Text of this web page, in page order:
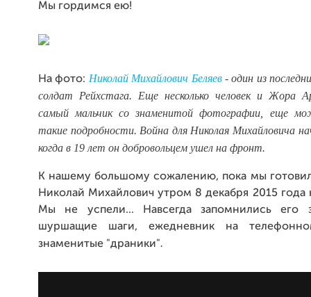
Мы гордимся ею!
На фото: Николай Михайлович Беляев- один из
солдат Рейхстага. Еще несколько человек и Жора
самый мальчик со знаменитой фотографии, еще
такие подробности. Война для Николая Михайловича
когда в 19 лет он добровольцем ушел на фронт.
К нашему большому сожалению, пока мы
Николай Михайлович утром 8 декабря 2015 года
Мы не успели... Навсегда запомнились его
шуршащие шаги, ежедневник на
знаменитые "драники".